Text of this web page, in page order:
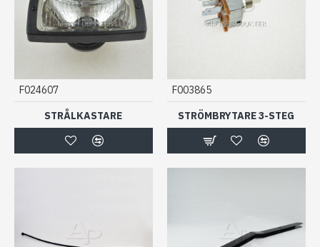
F024607
STRÅLKASTARE
F003865
STRÖMBRYTARE 3-STEG